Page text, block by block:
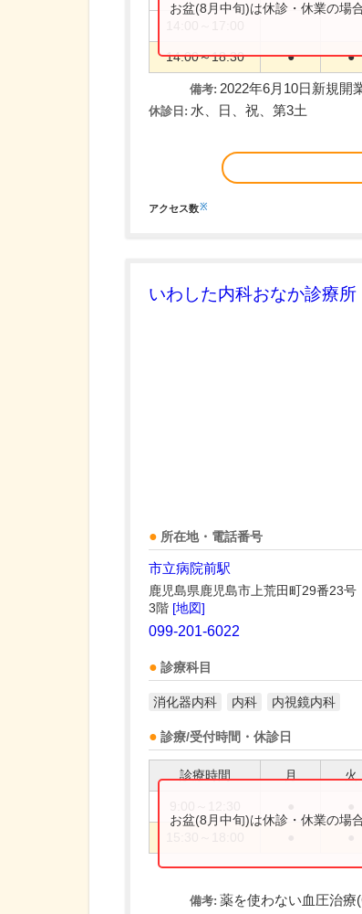
14:00～18:30 ● ●
お盆(8月中旬)は休診・休業の場
備考: 2022年6月10日新規開
休診日: 水、日、祝、第3土
アクセス数※
いわした内科おなか診療所
所在地・電話番号
市立病院前駅
鹿児島県鹿児島市上荒田町29番23号
3階 [地図]
099-201-6022
診療科目
消化器内科 内科 内視鏡内科
診療/受付時間・休診日
診療時間 月 火
お盆(8月中旬)は休診・休業の場
備考: 薬を使わない血圧治療